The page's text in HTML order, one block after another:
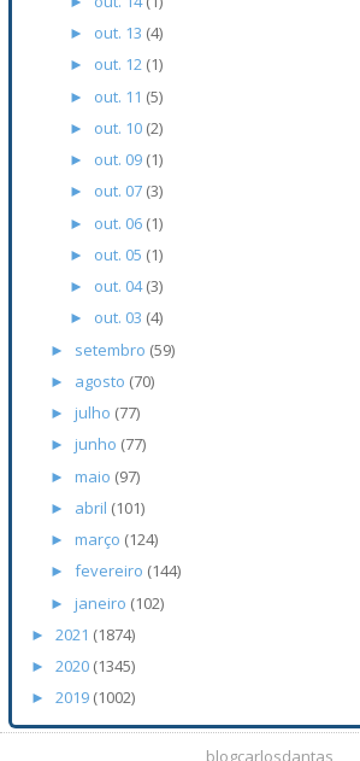
► out. 13 (4)
► out. 12 (1)
► out. 11 (5)
► out. 10 (2)
► out. 09 (1)
► out. 07 (3)
► out. 06 (1)
► out. 05 (1)
► out. 04(3)
► out. 03 (4)
► setembro (59)
► agosto (70)
► julho (77)
► junho (77)
► maio (97)
► abril (101)
► março (124)
►fevereiro (144)
► janeiro (102)
►2021 (1874)
►2020 (1345)
►2019 (1002)